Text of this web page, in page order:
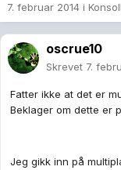
7. februar 2014 i
oscrue10
Skrevet 7.
Fatter ikke at det er
Beklager om dette er
Jeg gikk inn på